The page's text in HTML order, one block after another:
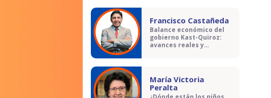
Francisco Castañeda
Balance económico del
gobierno Kast-Quiroz:
avances reales y
María Victoria
Peralta